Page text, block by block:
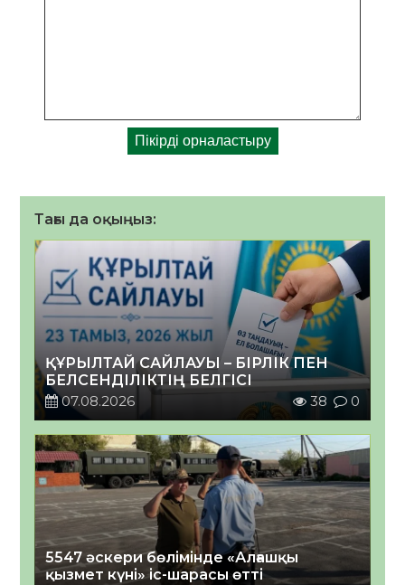
Тағы да оқыңыз:
ҚҰРЫЛТАЙ САЙЛАУЫ – БІРЛІК ПЕН
БЕЛСЕНДІЛІКТІҢ БЕЛГІСІ
07.08.2026
38 0
5547 әскери бөлімінде «Алғашқы
қызмет күні» іс-шарасы өтті